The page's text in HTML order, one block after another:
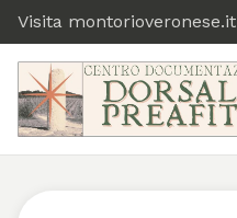
Visita montorioveronese.it